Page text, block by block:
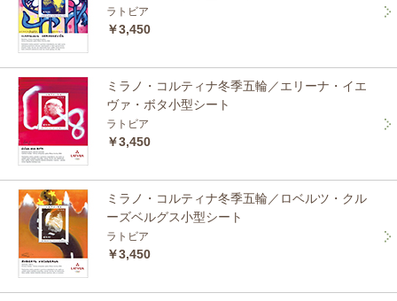
ラトビア
￥3,450
ミラノ・コルティナ冬季五輪／エリーナ・イエ
ヴァ・ボタ小型シート
ラトビア
￥3,450
ミラノ・コルティナ冬季五輪／ロベルツ・クル
ーズベルグス小型シート
ラトビア
￥3,450